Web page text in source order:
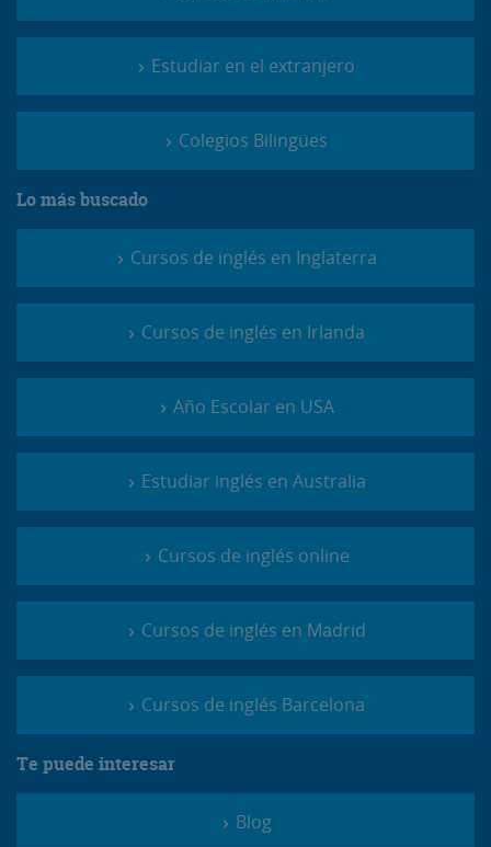
Estudiar en el extranjero
Colegios Bilingües
Lo más buscado
Cursos de inglés en Inglaterra
Cursos de inglés en Irlanda
Año Escolar en USA
Estudiar inglés en Australia
Cursos de inglés online
Cursos de inglés en Madrid
Cursos de inglés Barcelona
Te puede interesar
Blog